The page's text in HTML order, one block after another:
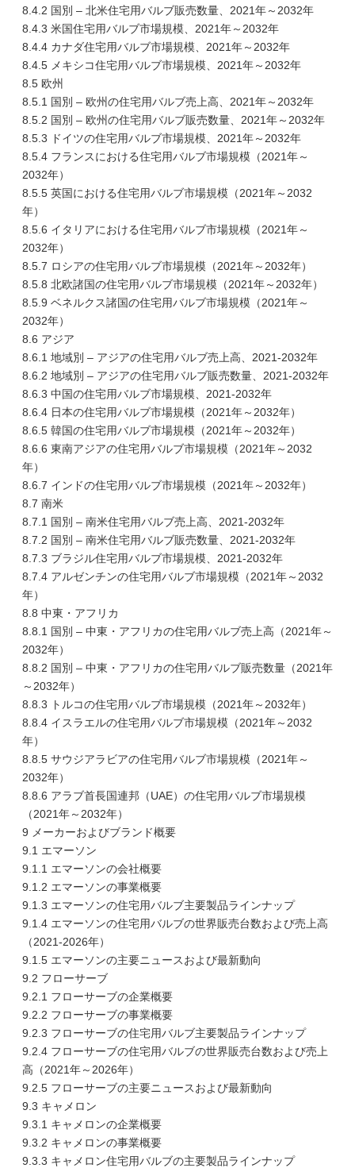
8.4.2 国別 – 北米住宅用バルブ販売数量、2021年～2032年
8.4.3 米国住宅用バルブ市場規模、2021年～2032年
8.4.4 カナダ住宅用バルブ市場規模、2021年～2032年
8.4.5 メキシコ住宅用バルブ市場規模、2021年～2032年
8.5 欧州
8.5.1 国別 – 欧州の住宅用バルブ売上高、2021年～2032年
8.5.2 国別 – 欧州の住宅用バルブ販売数量、2021年～2032年
8.5.3 ドイツの住宅用バルブ市場規模、2021年～2032年
8.5.4 フランスにおける住宅用バルブ市場規模（2021年～
2032年）
8.5.5 英国における住宅用バルブ市場規模（2021年～2032
年）
8.5.6 イタリアにおける住宅用バルブ市場規模（2021年～
2032年）
8.5.7 ロシアの住宅用バルブ市場規模（2021年～2032年）
8.5.8 北欧諸国の住宅用バルブ市場規模（2021年～2032年）
8.5.9 ベネルクス諸国の住宅用バルブ市場規模（2021年～
2032年）
8.6 アジア
8.6.1 地域別 – アジアの住宅用バルブ売上高、2021-2032年
8.6.2 地域別 – アジアの住宅用バルブ販売数量、2021-2032年
8.6.3 中国の住宅用バルブ市場規模、2021-2032年
8.6.4 日本の住宅用バルブ市場規模（2021年～2032年）
8.6.5 韓国の住宅用バルブ市場規模（2021年～2032年）
8.6.6 東南アジアの住宅用バルブ市場規模（2021年～2032
年）
8.6.7 インドの住宅用バルブ市場規模（2021年～2032年）
8.7 南米
8.7.1 国別 – 南米住宅用バルブ売上高、2021-2032年
8.7.2 国別 – 南米住宅用バルブ販売数量、2021-2032年
8.7.3 ブラジル住宅用バルブ市場規模、2021-2032年
8.7.4 アルゼンチンの住宅用バルブ市場規模（2021年～2032
年）
8.8 中東・アフリカ
8.8.1 国別 – 中東・アフリカの住宅用バルブ売上高（2021年～
2032年）
8.8.2 国別 – 中東・アフリカの住宅用バルブ販売数量（2021年
～2032年）
8.8.3 トルコの住宅用バルブ市場規模（2021年～2032年）
8.8.4 イスラエルの住宅用バルブ市場規模（2021年～2032
年）
8.8.5 サウジアラビアの住宅用バルブ市場規模（2021年～
2032年）
8.8.6 アラブ首長国連邦（UAE）の住宅用バルブ市場規模
（2021年～2032年）
9 メーカーおよびブランド概要
9.1 エマーソン
9.1.1 エマーソンの会社概要
9.1.2 エマーソンの事業概要
9.1.3 エマーソンの住宅用バルブ主要製品ラインナップ
9.1.4 エマーソンの住宅用バルブの世界販売台数および売上高
（2021-2026年）
9.1.5 エマーソンの主要ニュースおよび最新動向
9.2 フローサーブ
9.2.1 フローサーブの企業概要
9.2.2 フローサーブの事業概要
9.2.3 フローサーブの住宅用バルブ主要製品ラインナップ
9.2.4 フローサーブの住宅用バルブの世界販売台数および売上
高（2021年～2026年）
9.2.5 フローサーブの主要ニュースおよび最新動向
9.3 キャメロン
9.3.1 キャメロンの企業概要
9.3.2 キャメロンの事業概要
9.3.3 キャメロン住宅用バルブの主要製品ラインナップ